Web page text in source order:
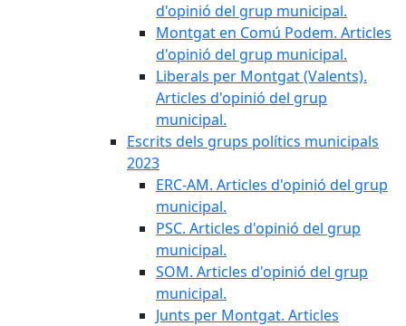
d'opinió del grup municipal.
Montgat en Comú Podem. Articles
d'opinió del grup municipal.
Liberals per Montgat (Valents).
Articles d'opinió del grup
municipal.
Escrits dels grups polítics municipals
2023
ERC-AM. Articles d'opinió del grup
municipal.
PSC. Articles d'opinió del grup
municipal.
SOM. Articles d'opinió del grup
municipal.
Junts per Montgat. Articles